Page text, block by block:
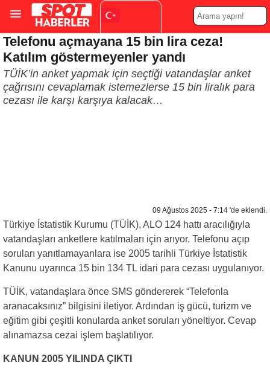
Turkish ▼
Telefonu açmayana 15 bin lira ceza!
Katılım göstermeyenler yandı
TÜİK’in anket yapmak için seçtiği vatandaşlar anket
çağrısını cevaplamak istemezlerse 15 bin liralık para
cezası ile karşı karşıya kalacak…
09 Ağustos 2025 - 7:14 'de eklendi.
Türkiye İstatistik Kurumu (TÜİK), ALO 124 hattı aracılığıyla
vatandaşları anketlere katılmaları için arıyor. Telefonu açıp
soruları yanıtlamayanlara ise 2005 tarihli Türkiye İstatistik
Kanunu uyarınca 15 bin 134 TL idari para cezası uygulanıyor.
TÜİK, vatandaşlara önce SMS göndererek “Telefonla
aranacaksınız” bilgisini iletiyor. Ardından iş gücü, turizm ve
eğitim gibi çeşitli konularda anket soruları yöneltiyor. Cevap
alınamazsa cezai işlem başlatılıyor.
KANUN 2005 YILINDA ÇIKTI